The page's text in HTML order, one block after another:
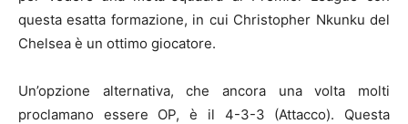
questa esatta formazione, in cui Christopher Nkunku del
Chelsea è un ottimo giocatore.
Un’opzione alternativa, che ancora una volta molti
proclamano essere OP, è il 4-3-3 (Attacco). Questa